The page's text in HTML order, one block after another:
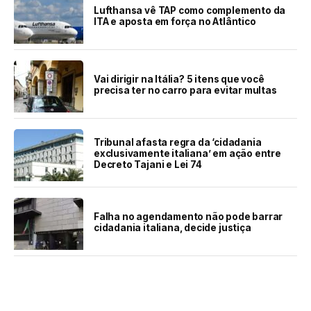
Lufthansa vê TAP como complemento da
ITA e aposta em força no Atlântico
Vai dirigir na Itália? 5 itens que você
precisa ter no carro para evitar multas
Tribunal afasta regra da ‘cidadania
exclusivamente italiana’ em ação entre
Decreto Tajani e Lei 74
Falha no agendamento não pode barrar
cidadania italiana, decide justiça